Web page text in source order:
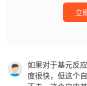
立
如果对于基元反
度很快，但这个